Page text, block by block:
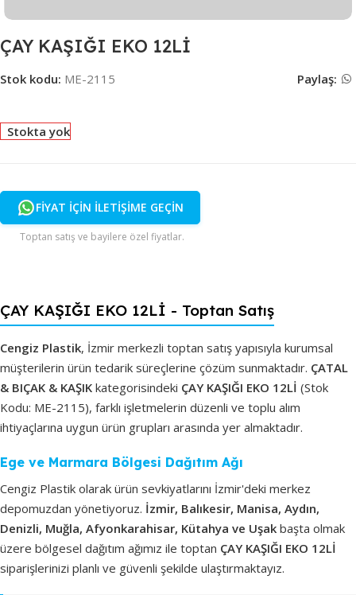
ÇAY KAŞIĞI EKO 12Lİ
Stok kodu: ME-2115 Paylaş:
Stokta yok
FİYAT İÇİN İLETİŞİME GEÇİN
Toptan satış ve bayilere özel fiyatlar.
ÇAY KAŞIĞI EKO 12Lİ - Toptan Satış
Cengiz Plastik, İzmir merkezli toptan satış yapısıyla kurumsal
müşterilerin ürün tedarik süreçlerine çözüm sunmaktadır. ÇATAL
& BIÇAK & KAŞIK kategorisindeki ÇAY KAŞIĞI EKO 12Lİ (Stok
Kodu: ME-2115), farklı işletmelerin düzenli ve toplu alım
ihtiyaçlarına uygun ürün grupları arasında yer almaktadır.
Ege ve Marmara Bölgesi Dağıtım Ağı
Cengiz Plastik olarak ürün sevkiyatlarını İzmir'deki merkez
depomuzdan yönetiyoruz. İzmir, Balıkesir, Manisa, Aydın,
Denizli, Muğla, Afyonkarahisar, Kütahya ve Uşak başta olmak
üzere bölgesel dağıtım ağımız ile toptan ÇAY KAŞIĞI EKO 12Lİ
siparişlerinizi planlı ve güvenli şekilde ulaştırmaktayız.